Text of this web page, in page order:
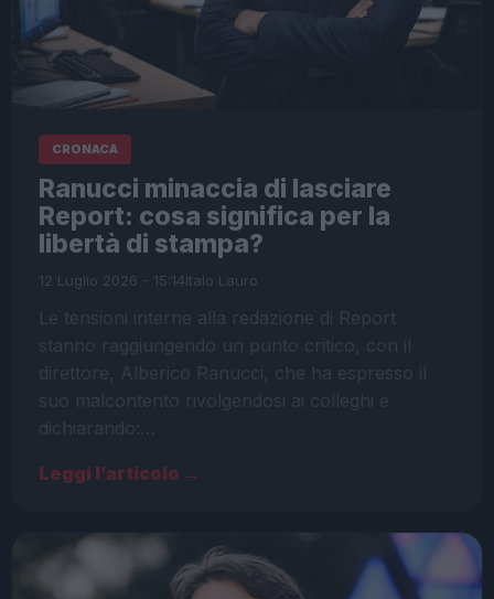
CRONACA
Ranucci minaccia di lasciare
Report: cosa significa per la
libertà di stampa?
12 Luglio 2026 - 15:14Italo Lauro
Le tensioni interne alla redazione di Report
stanno raggiungendo un punto critico, con il
direttore, Alberico Ranucci, che ha espresso il
suo malcontento rivolgendosi ai colleghi e
dichiarando:…
Leggi l’articolo →